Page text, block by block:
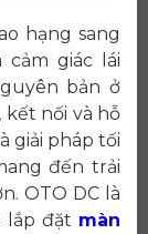
hạng sang
giác lái
bản ở
kết nối và hỗ
giải pháp tối
đến trải
OTO DC là
lắp đặt màn